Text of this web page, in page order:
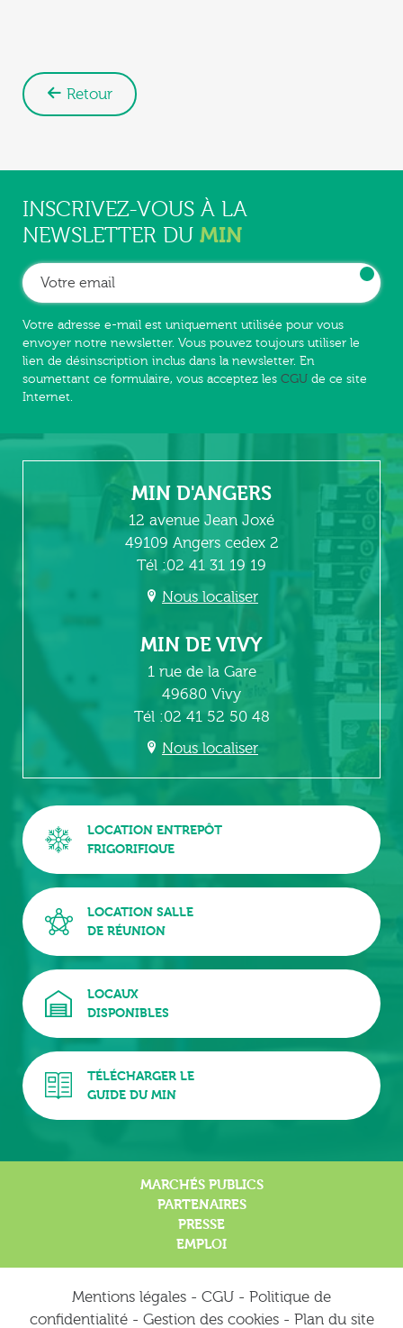
Retour
INSCRIVEZ-VOUS À LA
NEWSLETTER DU MIN
Votre adresse e-mail est uniquement utilisée pour vous
envoyer notre newsletter. Vous pouvez toujours utiliser le
lien de désinscription inclus dans la newsletter. En
soumettant ce formulaire, vous acceptez les CGU de ce site
Internet.
MIN D'ANGERS
12 avenue Jean Joxé
49109 Angers cedex 2
Tél :02 41 31 19 19
Nous localiser
MIN DE VIVY
1 rue de la Gare
49680 Vivy
Tél :02 41 52 50 48
Nous localiser
LOCATION ENTREPÔT
FRIGORIFIQUE
LOCATION SALLE
DE RÉUNION
LOCAUX
DISPONIBLES
TÉLÉCHARGER LE
GUIDE DU MIN
MARCHÉS PUBLICS
PARTENAIRES
PRESSE
EMPLOI
Mentions légales - CGU - Politique de
confidentialité- Gestion des cookies- Plan du site